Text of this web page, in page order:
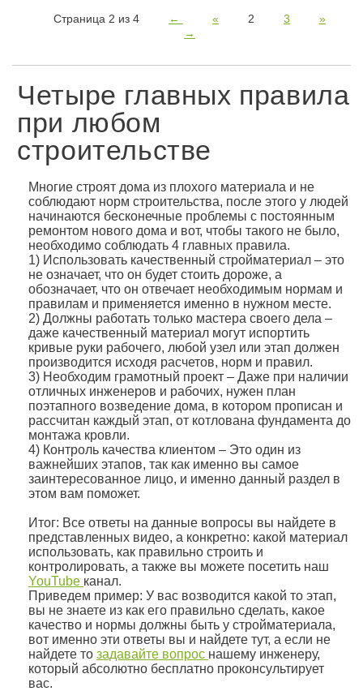
Страница 2 из 4 ← « 2 3
»
→
Четыре главных правила
при любом
строительстве
Многие строят дома из плохого материала и не
соблюдают норм строительства, после этого у людей
начинаются бесконечные проблемы с постоянным
ремонтом нового дома и вот, чтобы такого не было,
необходимо соблюдать 4 главных правила.
1) Использовать качественный стройматериал – это
не означает, что он будет стоить дороже, а
обозначает, что он отвечает необходимым нормам и
правилам и применяется именно в нужном месте.
2) Должны работать только мастера своего дела –
даже качественный материал могут испортить
кривые руки рабочего, любой узел или этап должен
производится исходя расчетов, норм и правил.
3) Необходим грамотный проект – Даже при наличии
отличных инженеров и рабочих, нужен план
поэтапного возведение дома, в котором прописан и
рассчитан каждый этап, от котлована фундамента до
монтажа кровли.
4) Контроль качества клиентом – Это один из
важнейших этапов, так как именно вы самое
заинтересованное лицо, и именно данный раздел в
этом вам поможет.
Итог: Все ответы на данные вопросы вы найдете в
представленных видео, а конкретно: какой материал
использовать, как правильно строить и
контролировать, а также вы можете посетить наш
YouTube канал.
Приведем пример: У вас возводится какой то этап,
вы не знаете из как его правильно сделать, какое
качество и нормы должны быть у стройматериала,
вот именно эти ответы вы и найдете тут, а если не
найдете то задавайте вопрос нашему инженеру,
который абсолютно бесплатно проконсультирует
вас.